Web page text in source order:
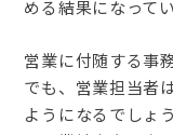
める結果になってい
営業に付随する事
でも、営業担当者
ようになるでしょ